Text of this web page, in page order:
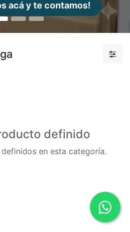
acá y te contamos!
definido
en esta categoría.